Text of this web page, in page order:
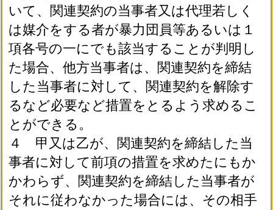
いて、関連契約の当事者又は代理若しく
は媒介をする者が暴力団員等あるいは１
項各号の一にでも該当することが判明し
た場合、他方当事者は、関連契約を締結
した当事者に対して、関連契約を解除す
るなど必要など措置をとるよう求めるこ
とができる。
４ 甲又は乙が、関連契約を締結した当
事者に対して前項の措置を求めたにもか
かわらず、関連契約を締結した当事者が
それに従わなかった場合には、その相手